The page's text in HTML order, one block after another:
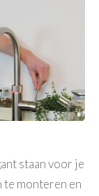
staan voor je
te monteren en